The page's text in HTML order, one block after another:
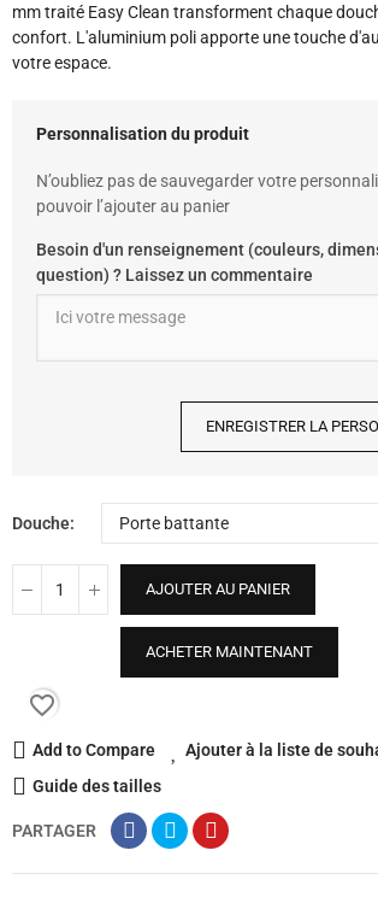
mm traité Easy Clean transforment chaque
confort. L'aluminium poli apporte une touche
votre espace.
Personnalisation du produit
N’oubliez pas de sauvegarder votre
pouvoir l’ajouter au panier
Besoin d'un renseignement (couleurs,
question) ? Laissez un commentaire
ENREGISTRER LA
Douche
AJOUTER AU PANIER
ACHETER MAINTENANT
favorite_border
Add to Compare
Ajouter à la liste de
Guide des tailles
PARTAGER